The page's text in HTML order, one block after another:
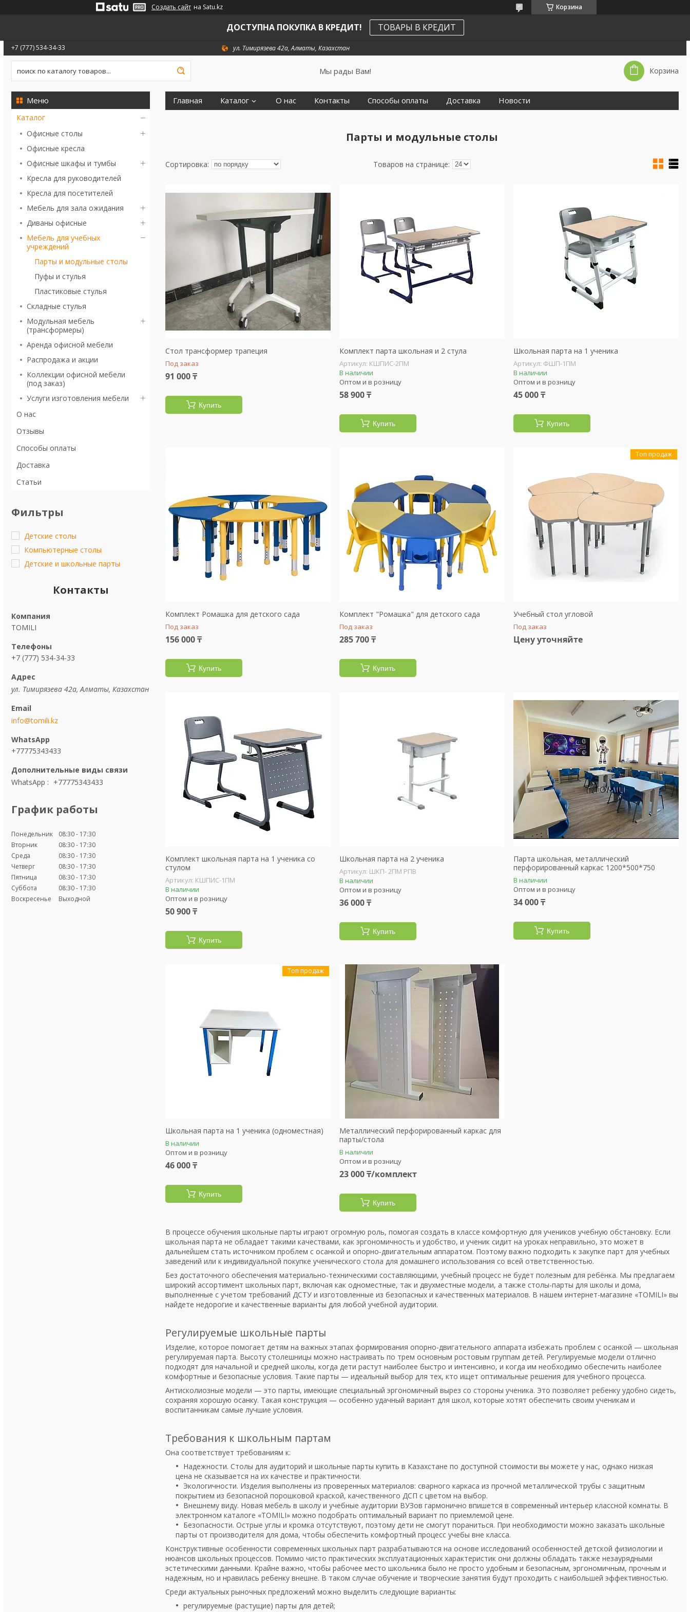
Создать сайт на Satu.kz Корзина
ДОСТУПНА ПОКУПКА В КРЕДИТ! ТОВАРЫ В КРЕДИТ
+7 (777) 534-34-33 ул. Тимирязева 42а, Алматы, Казахстан
Мы рады Вам! Корзина
Каталог
Офисные столы
Офисные кресла
Офисные шкафы и тумбы
Кресла для руководителей
Кресла для посетителей
Мебель для зала ожидания
Диваны офисные
Мебель для учебных
учреждений
Парты и модульные столы
Пуфы и стулья
Пластиковые стулья
Складные стулья
Модульная мебель
(трансформеры)
Аренда офисной мебели
Распродажа и акции
Коллекции офисной мебели
(под заказ)
Услуги изготовления мебели
О нас
Отзывы
Способы оплаты
Доставка
Статьи
Фильтры
Детские столы
Компьютерные столы
Детские и школьные парты
Контакты
TOMILI
+7 (777) 534-34-33
ул. Тимирязева 42а, Алматы, Казахстан
info@tomili.kz
+77775343433
WhatsApp +77775343433
График работы
Понедельник 08:30
17:30
Вторник
08:30
17:30
Среда
08:30
17:30
Четверг
08:30
17:30
Пятница
08:30
17:30
Суббота
08:30
17:30
Воскресенье
Выходной
Главная Каталог О нас Контакты Способы оплаты Доставка Новости
Парты и модульные столы
Стол трансформер трапеция
Под заказ
91 000 ₸
Купить
Комплект парта школьная и 2 стула
КШПИС-2ПМ
В наличии
Оптом и в розницу
58 900 ₸
Купить
Школьная парта на 1 ученика
ФШП-1ПМ
В наличии
Оптом и в розницу
45 000 ₸
Купить
Комплект Ромашка для детского сада
Под заказ
156 000 ₸
Купить
Комплект "Ромашка" для детского сада
Под заказ
285 700 ₸
Купить
Топ продаж
Учебный стол угловой
Под заказ
Цену уточняйте
Комплект школьная парта на 1 ученика со
стулом
КШПИС-1ПМ
В наличии
Оптом и в розницу
50 900 ₸
Купить
Школьная парта на 2 ученика
ШКП- 2ПМ РПВ
В наличии
Оптом и в розницу
36 000 ₸
Купить
Парта школьная, металлический
перфорированный каркас 1200*500*750
В наличии
Оптом и в розницу
34 000 ₸
Купить
Топ продаж
Школьная парта на 1 ученика (одноместная)
В наличии
Оптом и в розницу
46 000 ₸
Купить
Металлический перфорированный каркас для
парты/стола
В наличии
Оптом и в розницу
23 000 ₸/комплект
Купить
В процессе обучения школьные парты играют огромную роль, помогая создать в классе комфортную для учеников учебную обстановку. Если
школьная парта не обладает такими качествами, как эргономичность и удобство, и ученик сидит на уроках неправильно, это может в
дальнейшем стать источником проблем с осанкой и опорно-двигательным аппаратом. Поэтому важно подходить к закупке парт для учебных
заведений или к индивидуальной покупке ученического стола для домашнего использования со всей ответственностью.
Без достаточного обеспечения материально-техническими составляющими, учебный процесс не будет полезным для ребёнка. Мы предлагаем
широкий ассортимент школьных парт, включая как одноместные, так и двухместные модели, а также столы-парты для школы и дома,
выполненные с учетом требований ДСТУ и изготовленные из безопасных и качественных материалов. В нашем интернет-магазине «TOMILI» вы
найдете недорогие и качественные варианты для любой учебной аудитории.
Регулируемые школьные парты
Изделие, которое помогает детям на важных этапах формирования опорно-двигательного аппарата избежать проблем с осанкой — школьная
регулируемая парта. Высоту столешницы можно настраивать по трем основным ростовым группам детей. Регулируемые модели отлично
подходят для начальной и средней школы, когда дети растут наиболее быстро и интенсивно, и когда им необходимо обеспечить наиболее
комфортные и безопасные условия. Такие парты — идеальный выбор для тех, кто ищет оптимальные решения для учебного процесса.
Антисколиозные модели — это парты, имеющие специальный эргономичный вырез со стороны ученика. Это позволяет ребенку удобно сидеть,
сохраняя хорошую осанку. Такая конструкция — особенно удачный вариант для школ, которые хотят обеспечить своим ученикам и
воспитанникам самые лучшие условия.
Требования к школьным партам
Она соответствует требованиям к:
Надежности. Столы для аудиторий и школьные парты купить в Казахстане по доступной стоимости вы можете у нас, однако низкая
цена не сказывается на их качестве и практичности.
Экологичности. Изделия выполнены из проверенных материалов: сварного каркаса из прочной металлической трубы с защитным
покрытием из безопасной порошковой краской, качественного ДСП с цветом на выбор.
Внешнему виду. Новая мебель в школу и учебные аудитории ВУЗов гармонично впишется в современный интерьер классной комнаты. В
электронном каталоге «TOMILI» можно подобрать оптимальный вариант по приемлемой цене.
Безопасности. Острые углы и кромка отсутствуют, поэтому дети не смогут пораниться. При необходимости можно заказать школьные
парты от производителя для дома, чтобы обеспечить комфортный процесс учебы вне класса.
Конструктивные особенности современных школьных парт разрабатываются на основе исследований особенностей детской физиологии и
нюансов школьных процессов. Помимо чисто практических эксплуатационных характеристик они должны обладать также незаурядными
эстетическими данными. Крайне важно, чтобы рабочее место школьника было не просто удобным и безопасным, эргономичным, прочным и
надежным, но и нравилась ребенку внешне. В таком случае обучение и творческие занятия будут проходить с наибольшей эффективностью.
Среди актуальных рыночных предложений можно выделить следующие варианты:
регулируемые (растущие) парты для детей;